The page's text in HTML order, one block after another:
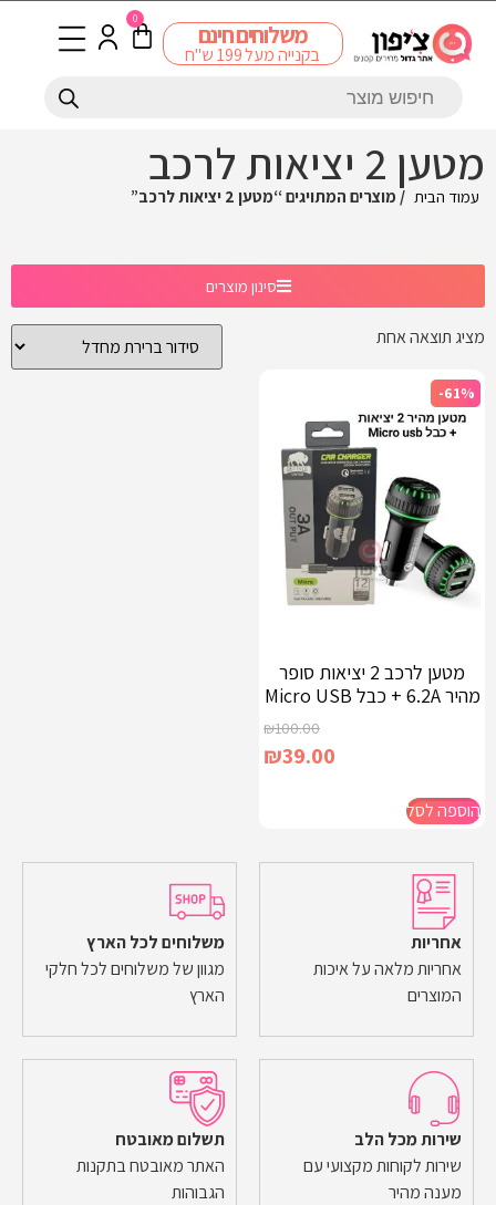
משלוחים חינם
בקנייה מעל 199 ש"ח
0
מטען 2 יציאות לרכב
עמוד הבית / מוצרים המתויגים “מטען 2 יציאות לרכב”
סינון מוצרים
מציג תוצאה אחת
-61%
מטען לרכב 2 יציאות סופר
מהיר 6.2A + כבל Micro USB
₪100.00
₪39.00
הוספה לסל
אחריות
אחריות מלאה על איכות
המוצרים
משלוחים לכל הארץ
מגוון של משלוחים לכל חלקי
הארץ
שירות מכל הלב
שירות לקוחות מקצועי עם
מענה מהיר
תשלום מאובטח
האתר מאובטח בתקנות
הגבוהות